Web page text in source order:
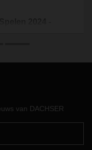
van DACHSER